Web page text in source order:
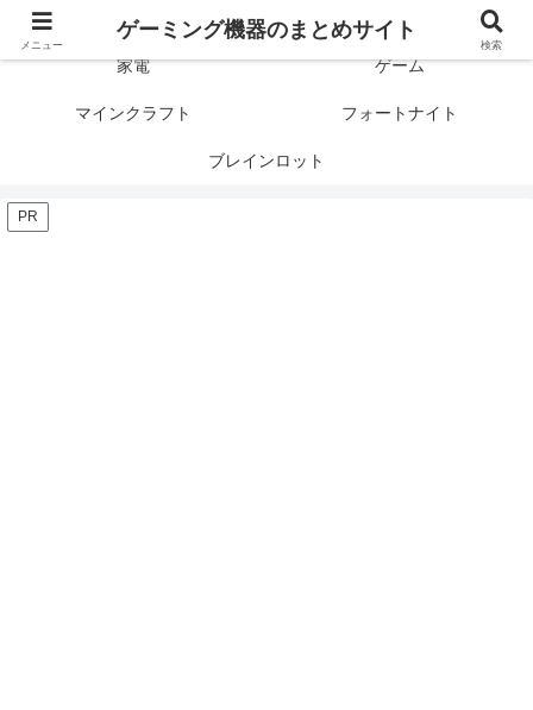
ゲーミング製品の口コミや評判と比較を紹介します！
家電 ゲーム
マインクラフト フォートナイト
ブレインロット
PR
メニュー
ゲーミング機器のまとめサイト
検索